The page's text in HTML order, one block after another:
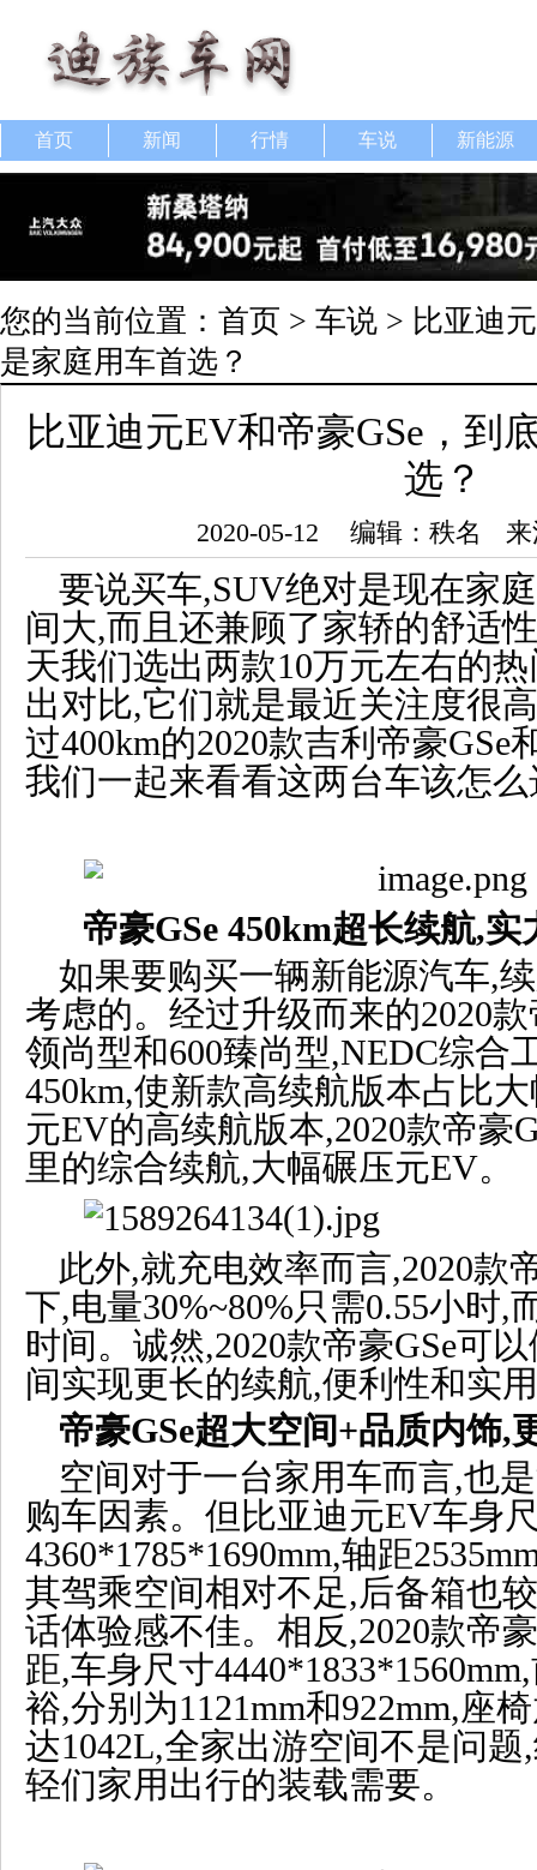
首页 新闻 行情 车说 新能源
您的当前位置： 首页 > 车说 > 比亚迪
是家庭用车首选？
比亚迪元EV和帝豪GSe，到
选？
2020-05-12 编辑：秩名
要说买车,SUV绝对是现在家
间大,而且还兼顾了家轿的舒适
天我们选出两款10万元左右的
出对比,它们就是最近关注度很
过400km的2020款吉利帝豪GSe
我们一起来看看这两台车该怎么
帝豪GSe 450km超长续航,实
如果要购买一辆新能源汽车,
考虑的。经过升级而来的2020款
领尚型和600臻尚型,NEDC综合
450km,使新款高续航版本占比
元EV的高续航版本,2020款帝豪
里的综合续航,大幅碾压元EV。
此外,就充电效率而言,2020款
下,电量30%~80%只需0.55小时,
时间。诚然,2020款帝豪GSe可
间实现更长的续航,便利性和实
帝豪GSe超大空间+品质内饰,
空间对于一台家用车而言,也
购车因素。但比亚迪元EV车身
4360*1785*1690mm,轴距
其驾乘空间相对不足,后备箱也
话体验感不佳。相反,2020款帝
距,车身尺寸
裕,分别为1121mm和922mm,座
达1042L,全家出游空间不是问
轻们家用出行的装载需要。